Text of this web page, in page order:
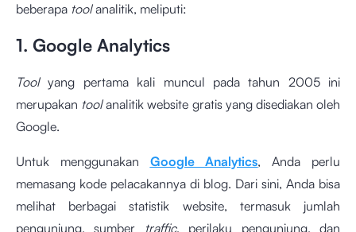
beberapa toolanalitik, meliputi:
1. Google Analytics
Toolyang pertama kali muncul pada tahun 2005 ini
merupakan toolanalitik website gratis yang disediakan oleh
Google.
Untuk menggunakan Google Analytics, Anda perlu
memasang kode pelacakannya di blog. Dari sini, Anda bisa
melihat berbagai statistik website, termasuk jumlah
pengunjung, sumber
traffic, perilaku pengunjung, dan